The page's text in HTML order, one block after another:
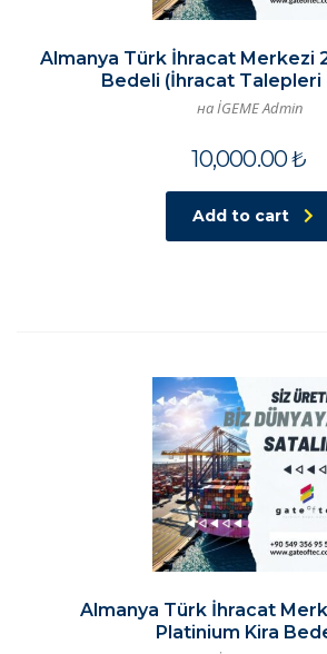
Almanya Türk İhracat Merkezi
Bedeli (İhracat Talepleri
на İGEME Admin
10,000.00₺
Add to cart
Almanya Türk İhracat
Platinium Kira